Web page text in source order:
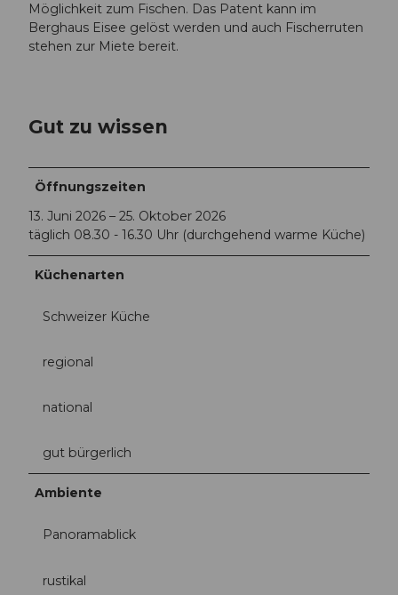
Möglichkeit zum Fischen. Das Patent kann im
Berghaus Eisee gelöst werden und auch Fischerruten
stehen zur Miete bereit.
Gut zu wissen
Öffnungszeiten
13. Juni 2026 – 25. Oktober 2026
täglich 08.30 - 16.30 Uhr (durchgehend warme Küche)
Küchenarten
Schweizer Küche
regional
national
gut bürgerlich
Ambiente
Panoramablick
rustikal